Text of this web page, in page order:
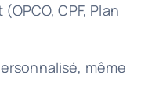
CPF, Plan
même